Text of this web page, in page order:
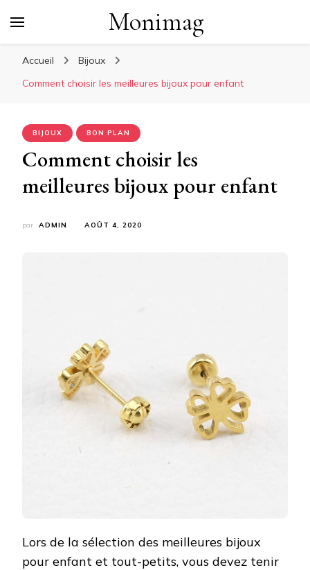
Monimag
Accueil
Bijoux
Comment choisir les meilleures bijoux pour enfant
BIJOUX BON PLAN
Comment choisir les
meilleures bijoux pour enfant
par ADMIN AOÛT 4, 2020
Lors de la sélection des meilleures bijoux
pour enfant et tout-petits, vous devez tenir